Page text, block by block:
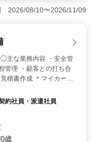
ことができま
員・契約社員・派
能です。社会保険完
内容＞ 大手企業の
ど様々な案件に携わ
2026/08/10〜2026/11/09
主な業務内容 ・安全管
管理 ・顧客との打ち合
積書作成 ＊マイカー通
活かして活躍できます！
約社員・派遣社員
歳